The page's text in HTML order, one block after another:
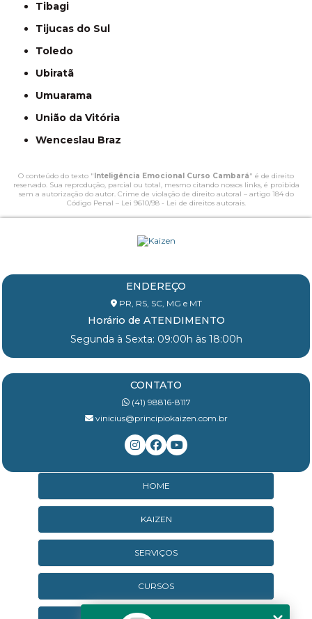
Tibagi
Tijucas do Sul
Toledo
Ubiratã
Umuarama
União da Vitória
Wenceslau Braz
O conteúdo do texto "Inteligência Emocional Curso Cambará" é de direito
reservado. Sua reprodução, parcial ou total, mesmo citando nossos links, é proibida
sem a autorização do autor. Crime de violação de direito autoral – artigo 184 do
Código Penal – Lei 9610/98 - Lei de direitos autorais.
ENDEREÇO
PR, RS, SC, MG e MT
Horário de ATENDIMENTO
Segunda à Sexta: 09:00h às 18:00h
CONTATO
(41) 98816-8117
vinicius@principiokaizen.com.br
HOME
KAIZEN
SERVIÇOS
CURSOS